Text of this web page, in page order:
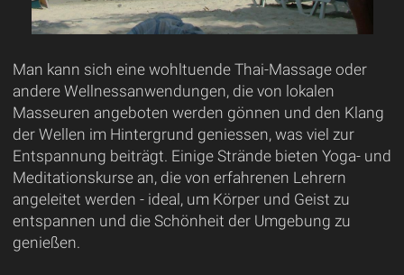
Man kann sich eine wohltuende Thai-Massage oder
andere Wellnessanwendungen, die von lokalen
Masseuren angeboten werden gönnen und den Klang
der Wellen im Hintergrund geniessen, was viel zur
Entspannung beiträgt. Einige Strände bieten Yoga- und
Meditationskurse an, die von erfahrenen Lehrern
angeleitet werden - ideal, um Körper und Geist zu
entspannen und die Schönheit der Umgebung zu
genießen.